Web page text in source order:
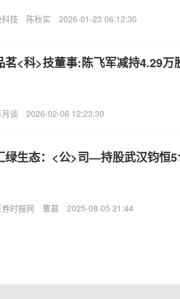
技 陈秋实 2026-01-23 06:12:30
茗<科>技董事:陈飞军减持4.29万
谈 2026-02-06 12:23:30
绿生态：<公>司—持股武汉钧恒
时报网 曹晨 2025-08-05 21:44